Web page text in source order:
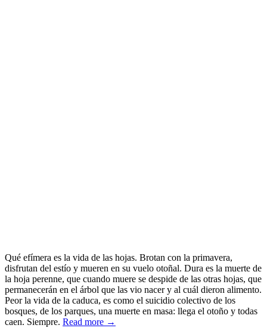
Qué efímera es la vida de las hojas. Brotan con la primavera,
disfrutan del estío y mueren en su vuelo otoñal. Dura es la muerte de
la hoja perenne, que cuando muere se despide de las otras hojas, que
permanecerán en el árbol que las vio nacer y al cuál dieron alimento.
Peor la vida de la caduca, es como el suicidio colectivo de los
bosques, de los parques, una muerte en masa: llega el otoño y todas
caen. Siempre. Read more →